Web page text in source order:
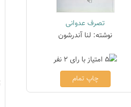
تصرف عدوانی
نوشته: لنا آندرشون
چاپ تمام